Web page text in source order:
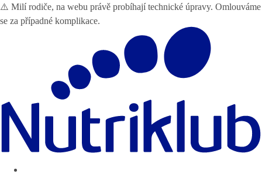
⚠️ Milí rodiče, na webu právě probíhají technické úpravy. Omlouváme
se za případné komplikace.